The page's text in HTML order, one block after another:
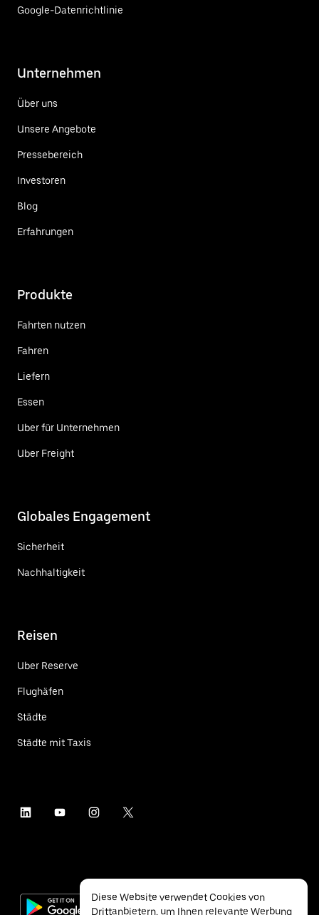
Google-Datenrichtlinie
Unternehmen
Über uns
Unsere Angebote
Pressebereich
Investoren
Blog
Erfahrungen
Produkte
Fahrten nutzen
Fahren
Liefern
Essen
Uber für Unternehmen
Uber Freight
Globales Engagement
Sicherheit
Nachhaltigkeit
Reisen
Uber Reserve
Flughäfen
Städte
Städte mit Taxis
Diese Website verwendet Cookies von
Drittanbietern, um Ihnen relevante Werbung